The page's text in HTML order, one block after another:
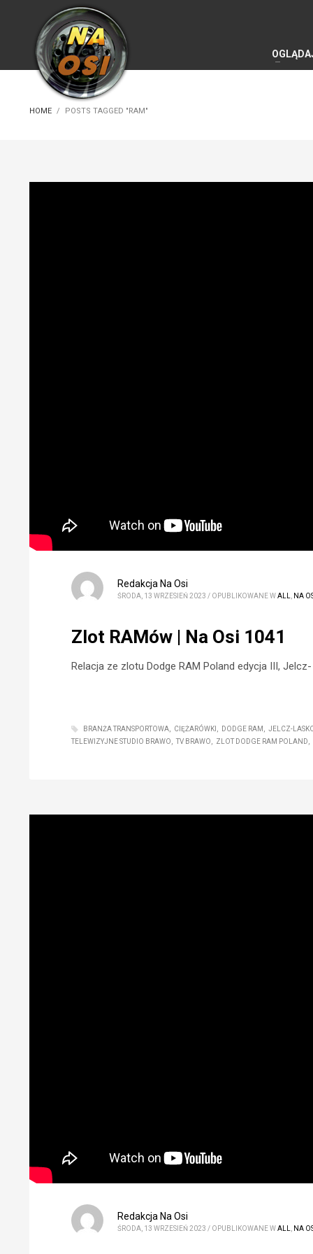
HOME POSTS TAGGED "RAM"
Redakcja Na Osi
ŚRODA, 13 WRZESIEŃ 2023 / OPUBLIKOWANE WALL NA
Zlot RAMów | Na Osi 1041
Relacja ze zlotu Dodge RAM Poland edycja III,
BRANŻA TRANSPORTOWA CIĘŻARÓWKI DODGE RAM JELCZ-
TELEWIZYJNE STUDIO BRAWO
TV BRAWO ZLOT DODGE RAM POLAND
Redakcja Na Osi
ŚRODA, 13 WRZESIEŃ 2023 / OPUBLIKOWANE WALL NA